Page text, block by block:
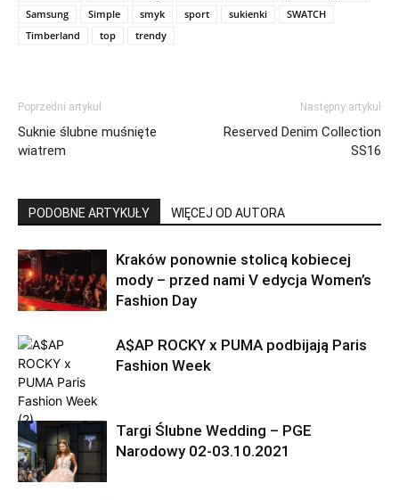
Samsung
Simple smyk sport sukienki
SWATCH
Timberland
top trendy
Poprzedni artykuł
Suknie ślubne muśnięte
wiatrem
Następny artykuł
Reserved Denim Collection
SS16
PODOBNE ARTYKUŁY WIĘCEJ OD AUTORA
Kraków ponownie stolicą kobiecej
mody – przed nami V edycja Women’s
Fashion Day
A$AP ROCKY x PUMA podbijają Paris
Fashion Week
Targi Ślubne Wedding – PGE
Narodowy 02-03.10.2021